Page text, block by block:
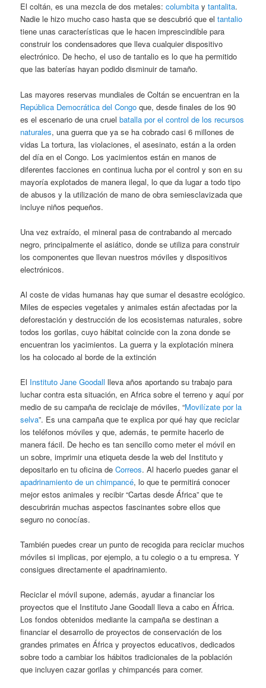
El coltán, es una mezcla de dos metales:columbita ytantalita.
Nadie le hizo mucho caso hasta que se descubrió que eltantalio
tiene unas características que le hacen imprescindible para
construir los condensadores que lleva cualquier dispositivo
electrónico. De hecho, el uso de tantalio es lo que ha permitido
que las baterías hayan podido disminuir de tamaño.
Las mayores reservas mundiales de Coltán se encuentran en la
República Democrática del Congo que, desde finales de los 90
es el escenario de una cruelbatalla por el control de los recursos
naturales, una guerra que ya se ha cobrado casi 6 millones de
vidas La tortura, las violaciones, el asesinato, están a la orden
del día en el Congo. Los yacimientos están en manos de
diferentes facciones en continua lucha por el control y son en su
mayoría explotados de manera ilegal, lo que da lugar a todo tipo
de abusos y la utilización de mano de obra semiesclavizada que
incluye niños pequeños.
Una vez extraído, el mineral pasa de contrabando al mercado
negro, principalmente el asiático, donde se utiliza para construir
los componentes que llevan nuestros móviles y dispositivos
electrónicos.
Al coste de vidas humanas hay que sumar el desastre ecológico.
Miles de especies vegetales y animales están afectadas por la
deforestación y destrucción de los ecosistemas naturales, sobre
todos los gorilas, cuyo hábitat coincide con la zona donde se
encuentran los yacimientos. La guerra y la explotación minera
los ha colocado al borde de la extinción
El Instituto Jane Goodall lleva años aportando su trabajo para
luchar contra esta situación, en Africa sobre el terreno y aquí por
medio de su campaña de reciclaje de móviles, “Movilízate por la
selva”. Es una campaña que te explica por qué hay que reciclar
los teléfonos móviles y que, además, te permite hacerlo de
manera fácil. De hecho es tan sencillo como meter el móvil en
un sobre, imprimir una etiqueta desde la web del Instituto y
depositarlo en tu oficina deCorreos. Al hacerlo puedes ganar el
apadrinamiento de un chimpancé, lo que te permitirá conocer
mejor estos animales y recibir “Cartas desde África” que te
descubrirán muchas aspectos fascinantes sobre ellos que
seguro no conocías.
También puedes crear un punto de recogida para reciclar muchos
móviles si implicas, por ejemplo, a tu colegio o a tu empresa. Y
consigues directamente el apadrinamiento.
Reciclar el móvil supone, además, ayudar a financiar los
proyectos que el Instituto Jane Goodall lleva a cabo en África.
Los fondos obtenidos mediante la campaña se destinan a
financiar el desarrollo de proyectos de conservación de los
grandes primates en África y proyectos educativos, dedicados
sobre todo a cambiar los hábitos tradicionales de la población
que incluyen cazar gorilas y chimpancés para comer.